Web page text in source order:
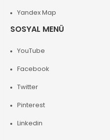
Yandex Map
SOSYAL MENÜ
YouTube
Facebook
Twitter
Pinterest
Linkedin